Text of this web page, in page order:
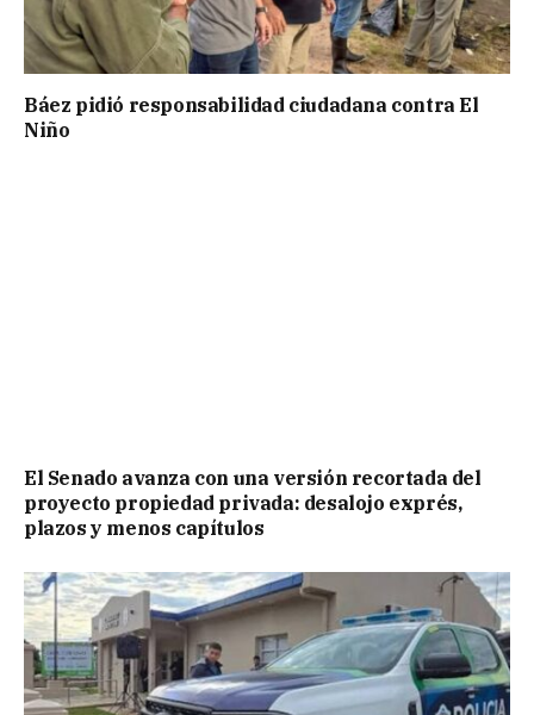
Báez pidió responsabilidad ciudadana contra El
Niño
El Senado avanza con una versión recortada del
proyecto propiedad privada: desalojo exprés,
plazos y menos capítulos